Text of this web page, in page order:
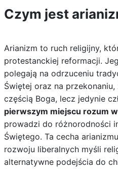
Czym jest
Arianizm to ruch religijny,
protestanckiej reformacji.
polegają na odrzuceniu
Świętej oraz na
częścią Boga, lecz jedynie
pierwszym miejscu rozum
prowadzi do różnorodności
Świętego. Ta cecha
rozwoju liberalnych myśli
alternatywne podejścia do